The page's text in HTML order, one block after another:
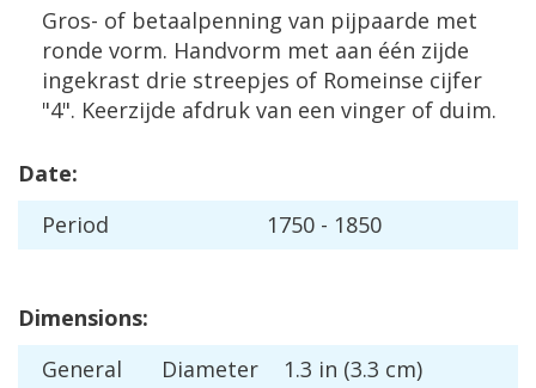
Gros- of betaalpenning van pijpaarde met
ronde vorm. Handvorm met aan één zijde
ingekrast drie streepjes of Romeinse cijfer
"4". Keerzijde afdruk van een vinger of duim.
Date:
Period
1750 - 1850
Dimensions:
General
Diameter 1.3 in (3.3 cm)